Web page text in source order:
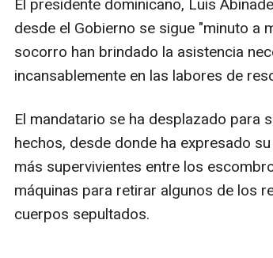
El presidente dominicano, Luis
desde el Gobierno se sigue "minuto a
socorro han brindado la asistencia
incansablemente en las labores de
El mandatario se ha desplazado para
hechos, desde donde ha expresado
más supervivientes entre los
máquinas para retirar algunos de los
cuerpos sepultados.